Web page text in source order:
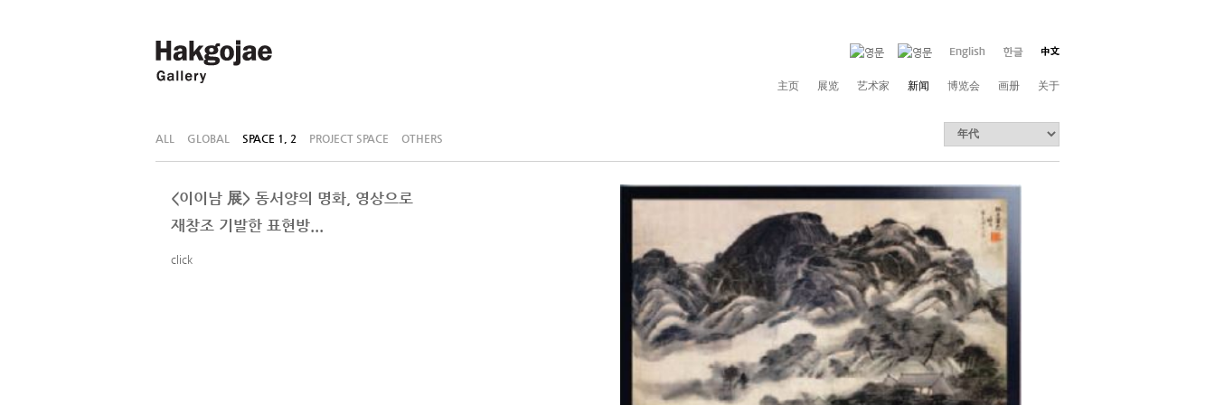
主页 展览 艺术家 新闻 博览会 画册 关于
ALL GLOBAL SPACE 1, 2 PROJECT SPACE OTHERS
<이이남 展> 동서양의 명화, 영상으로
재창조 기발한 표현방...
click